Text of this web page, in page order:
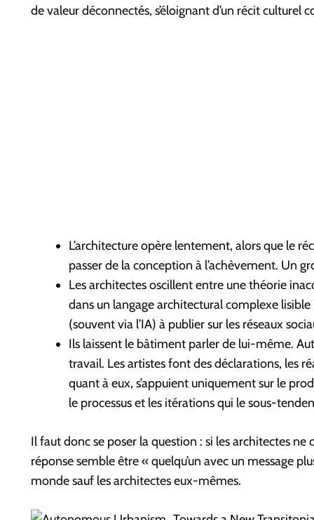
de valeur déconnectés, s’éloignant d’un récit
L’architecture opère lentement, alors que le
passer de la conception à l’achèvement. Un
Les architectes oscillent entre une théorie
dans un langage architectural complexe
(souvent via l’IA) à publier sur les réseaux
Ils laissent le bâtiment parler de lui-même.
travail. Les artistes font des déclarations, les
quant à eux, s’appuient uniquement sur le
le processus et les itérations qui le sous-
Il faut donc se poser la question : si les architectes
réponse semble être « quelqu’un avec un message
monde sauf les architectes eux-mêmes.